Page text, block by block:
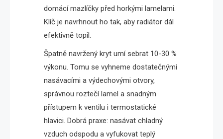
domácí mazlíčky před horkými lamelami.
Klíč je navrhnout ho tak, aby radiátor dál
efektivně topil.
Špatně navržený kryt umí sebrat 10-30 %
výkonu. Tomu se vyhneme dostatečnými
nasávacími a výdechovými otvory,
správnou roztečí lamel a snadným
přístupem k ventilu i termostatické
hlavici. Dobrá praxe: nasávat chladný
vzduch odspodu a vyfukovat teplý